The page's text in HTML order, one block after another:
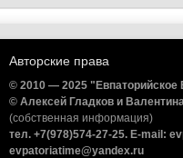
Авторские права
© 2010 — 2025 "Евпаторийское
© Алексей Гладков и
(собственная информация)
тел. +7(978)574-27-25. E-mail:
evpatoriatime@yandex.ru